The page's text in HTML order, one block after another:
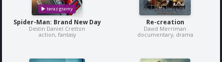
Spider-Man: Brand New Day
Destin Daniel Cretton
action, fantasy
Re-creation
David Merriman
documentary, drama